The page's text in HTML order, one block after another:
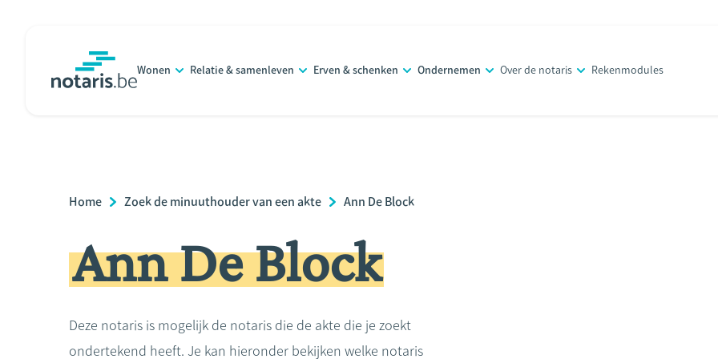
Wonen Relatie & samenleven Erven & schenken Ondernemen Over de notaris Rekenmodules
Breadcrumb
Home Zoek de minuuthouder van een akte Ann De Block
Ann De Block
Deze notaris is mogelijk de notaris die de akte die je zoekt
ondertekend heeft. Je kan hieronder bekijken welke notaris